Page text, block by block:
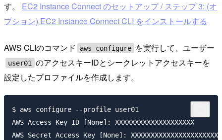
す。 EC2 Instance Connect のセットアップ / ステップ 3: (オ
プション) EC2 Instance Connect CLI をインストールする
AWS CLIのコマンド aws configure を実行して、ユーザー
user01
のアクセスキーIDとシークレットアクセスキーを
設定したプロファイルを作成します。
$ aws configure --profile user01
AWS Access Key ID [None]: XXXXXXXXXXXXXXXXXXXX
AWS Secret Access Key [None]: